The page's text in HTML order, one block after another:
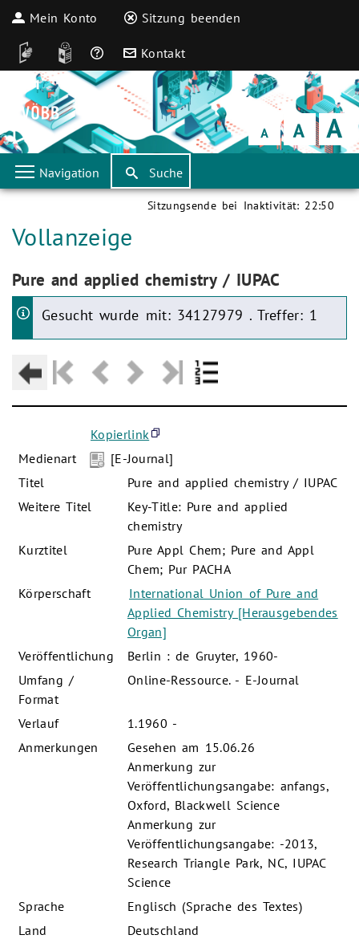
Mein Konto Sitzung beenden
DGS Leichte Sprache
Häufige Fragen
Kontakt
Schrift
klein Schrift
normal Schrift
groß
Navigation Suche
Sitzungsende bei Inaktivität: 22:50
Aktuelle Seite:
Vollanzeige
Aktuelle Seite:
Pure and applied chemistry / IUPAC
Gesucht wurde mit: 34127979 . Treffer: 1
Kopierlink
Medienart
[E-Journal]
Titel
Pure and applied chemistry / IUPAC
Weitere Titel
Key-Title: Pure and applied
chemistry
Kurztitel
Pure Appl Chem; Pure and Appl
Chem; Pur PACHA
Körperschaft
International Union of Pure and
Applied Chemistry [Herausgebendes
Organ]
Veröffentlichung
Berlin : de Gruyter, 1960-
Umfang /
Format
Online-Ressource. - E-Journal
Verlauf
1.1960 -
Anmerkungen
Gesehen am 15.06.26
Anmerkung zur
Veröffentlichungsangabe: anfangs,
Oxford, Blackwell Science
Anmerkung zur
Veröffentlichungsangabe: -2013,
Research Triangle Park, NC, IUPAC
Science
Sprache
Englisch (Sprache des Textes)
Land
Deutschland